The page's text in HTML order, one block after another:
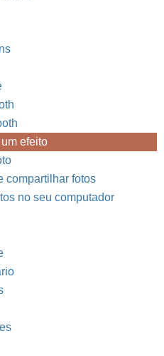
efeito
compartilhar fotos
no seu computador